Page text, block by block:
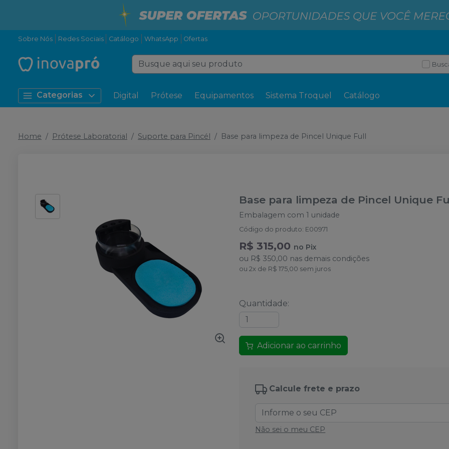
Sobre Nós Redes Sociais Catálogo WhatsApp Ofertas
Categorias Digital Prótese Equipamentos Sistema Troquel Catálogo
Home Prótese Laboratorial Suporte para Pincél Base para limpeza de Pincel Unique Full
Base para limpeza de Pincel Unique
Embalagem com 1 unidade
Código do produto: E00971
R$ 315,00 no Pix
ou R$ 350,00 nas demais condições
ou 2x de R$ 175,00 sem juros
Quantidade:
Adicionar ao carrinho
Calcule frete e prazo
Não sei o meu CEP